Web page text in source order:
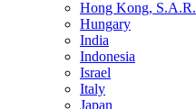
Hong Kong, S.A.R.
Hungary
India
Indonesia
Israel
Italy
Japan